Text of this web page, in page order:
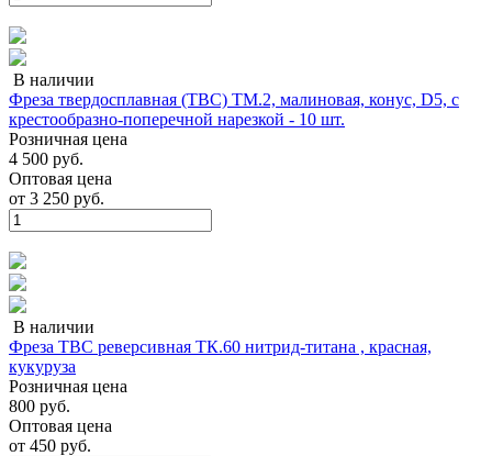
В наличии
Фреза твердосплавная (ТВС) ТМ.2, малиновая, конус, D5, с
крестообразно-поперечной нарезкой - 10 шт.
Розничная цена
4 500 руб.
Оптовая цена
от 3 250 руб.
В наличии
Фреза ТВС реверсивная ТК.60 нитрид-титана , красная,
кукуруза
Розничная цена
800 руб.
Оптовая цена
от 450 руб.